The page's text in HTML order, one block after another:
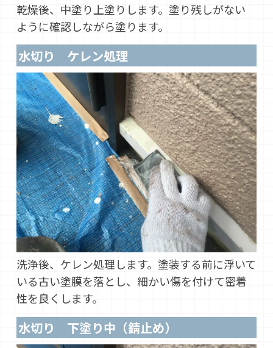
乾燥後、中塗り上塗りします。塗り残しがない
ように確認しながら塗ります。
水切り ケレン処理
洗浄後、ケレン処理します。塗装する前に浮いて
いる古い塗膜を落とし、細かい傷を付けて密着
性を良くします。
水切り 下塗り中（錆止め）